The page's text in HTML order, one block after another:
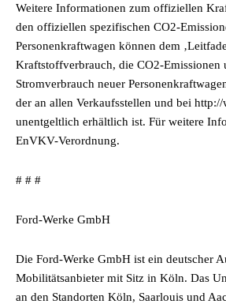
Weitere Informationen zum offiziellen
den offiziellen spezifischen CO2-
Personenkraftwagen können dem
Kraftstoffverbrauch, die CO2-Emissionen
Stromverbrauch neuer
der an allen Verkaufsstellen und bei http://
unentgeltlich erhältlich ist. Für weitere
EnVKV-Verordnung.
# # #
Ford-Werke GmbH
Die Ford-Werke GmbH ist ein deutscher
Mobilitätsanbieter mit Sitz in Köln. Das
an den Standorten Köln, Saarlouis und